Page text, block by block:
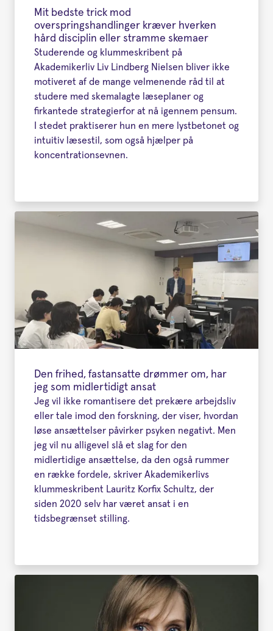
Mit bedste trick mod
overspringshandlinger kræver hverken
hård disciplin eller stramme skemaer
Studerende og klummeskribent på
Akademikerliv Liv Lindberg Nielsen bliver ikke
motiveret af de mange velmenende råd til at
studere med skemalagte læseplaner og
firkantede strategierfor at nå igennem pensum.
I stedet praktiserer hun en mere lystbetonet og
intuitiv læsestil, som også hjælper på
koncentrationsevnen.
Den frihed, fastansatte drømmer om, har
jeg som midlertidigt ansat
Jeg vil ikke romantisere det prekære arbejdsliv
eller tale imod den forskning, der viser, hvordan
løse ansættelser påvirker psyken negativt. Men
jeg vil nu alligevel slå et slag for den
midlertidige ansættelse, da den også rummer
en række fordele, skriver Akademikerlivs
klummeskribent Lauritz Korfix Schultz, der
siden 2020 selv har været ansat i en
tidsbegrænset stilling.